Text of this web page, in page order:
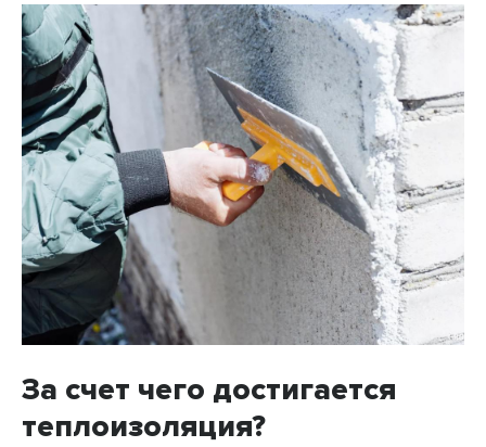
За счет чего достигается
теплоизоляция?